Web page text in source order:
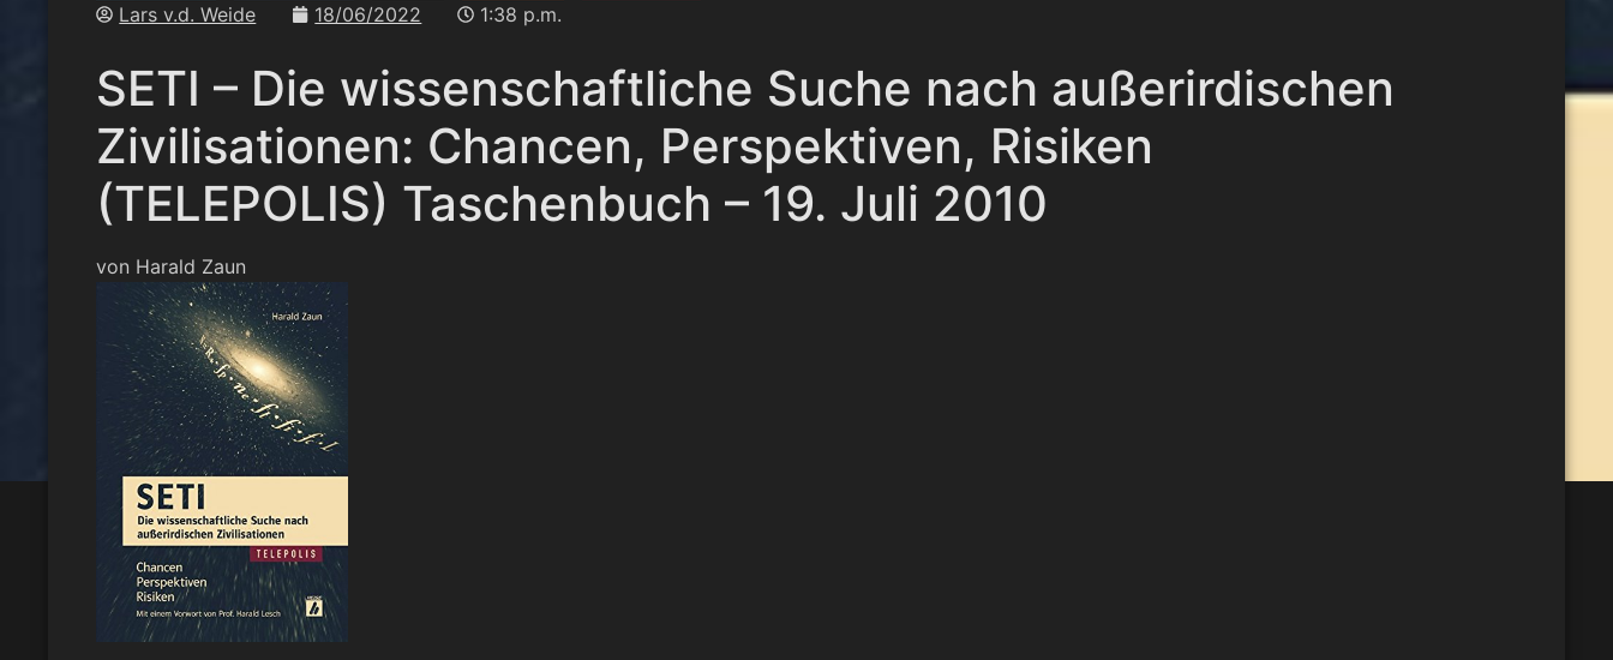
Lars v.d. Weide 18/06/2022 1:38 p.m.
SETI – Die wissenschaftliche Suche nach außerirdischen
Zivilisationen: Chancen, Perspektiven, Risiken
(TELEPOLIS) Taschenbuch – 19. Juli 2010
von Harald Zaun